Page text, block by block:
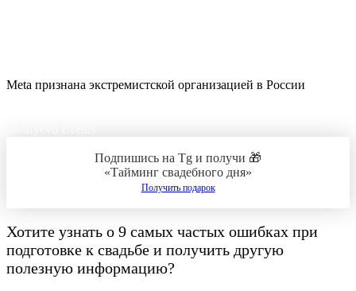
Meta признана экстремистской организацией в России
Подпишись на Tg и получи 🎁
«Тайминг свадебного дня»
Получить подарок
Хотите узнать о 9 самых частых ошибках при
подготовке к свадьбе и получить другую
полезную информацию?